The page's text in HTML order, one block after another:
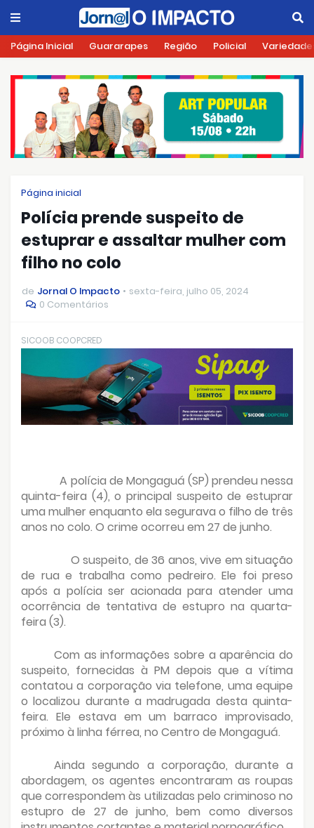
Página Inicial Guararapes Região Policial
Página inicial
Polícia prende suspeito de
estuprar e assaltar mulher com
filho no colo
de Jornal O Impacto
sexta-feira, julho 05, 2024
0 Comentários
SICOOB COOPCRED
A polícia de Mongaguá (SP) prendeu nessa
quinta-feira (4), o principal suspeito de estuprar
uma mulher enquanto ela segurava o filho de três
anos no colo. O crime ocorreu em 27 de junho.
O suspeito, de 36 anos, vive em situação
de rua e trabalha como pedreiro. Ele foi preso
após a polícia ser acionada para atender uma
ocorrência de tentativa de estupro na quarta-
feira (3).
Com as informações sobre a aparência do
suspeito, fornecidas à PM depois que a vítima
contatou a corporação via telefone, uma equipe
o localizou durante a madrugada desta quinta-
feira. Ele estava em um barraco improvisado,
próximo à linha férrea, no Centro de Mongaguá.
Ainda segundo a corporação, durante a
abordagem, os agentes encontraram as roupas
que correspondem às utilizadas pelo criminoso no
estupro de 27 de junho, bem como diversos